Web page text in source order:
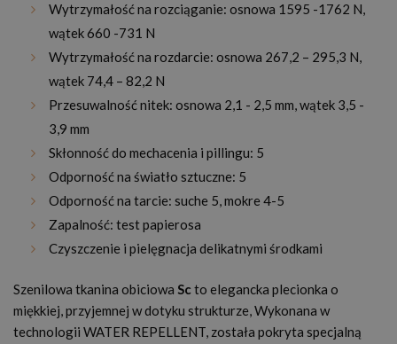
Wytrzymałość na rozciąganie: osnowa 1595 -1762 N,
wątek 660 -731 N
Wytrzymałość na rozdarcie: osnowa 267,2 – 295,3 N,
wątek 74,4 – 82,2 N
Przesuwalność nitek: osnowa 2,1 - 2,5 mm, wątek 3,5 -
3,9 mm
Skłonność do mechacenia i pillingu: 5
Odporność na światło sztuczne: 5
Odporność na tarcie: suche 5, mokre 4-5
Zapalność: test papierosa
Czyszczenie i pielęgnacja delikatnymi środkami
Szenilowa tkanina obiciowa Scto elegancka plecionka o
miękkiej, przyjemnej w dotyku strukturze, Wykonana w
technologii WATER REPELLENT, została pokryta specjalną